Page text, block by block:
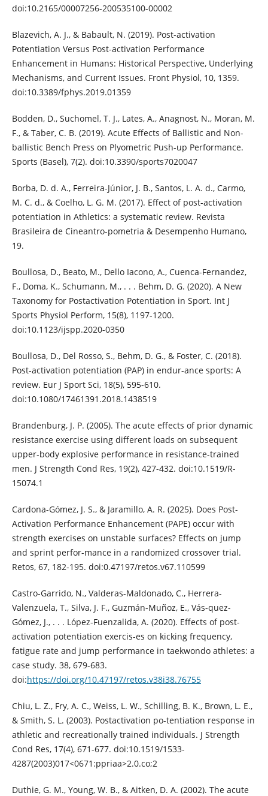
doi:10.2165/00007256-200535100-00002
Blazevich, A. J., & Babault, N. (2019). Post-activation
Potentiation Versus Post-activation Performance
Enhancement in Humans: Historical Perspective, Underlying
Mechanisms, and Current Issues. Front Physiol, 10, 1359.
doi:10.3389/fphys.2019.01359
Bodden, D., Suchomel, T. J., Lates, A., Anagnost, N., Moran, M.
F., & Taber, C. B. (2019). Acute Effects of Ballistic and Non-
ballistic Bench Press on Plyometric Push-up Performance.
Sports (Basel), 7(2). doi:10.3390/sports7020047
Borba, D. d. A., Ferreira-Júnior, J. B., Santos, L. A. d., Carmo,
M. C. d., & Coelho, L. G. M. (2017). Effect of post-activation
potentiation in Athletics: a systematic review. Revista
Brasileira de Cineantro-pometria & Desempenho Humano,
19.
Boullosa, D., Beato, M., Dello Iacono, A., Cuenca-Fernandez,
F., Doma, K., Schumann, M., . . . Behm, D. G. (2020). A New
Taxonomy for Postactivation Potentiation in Sport. Int J
Sports Physiol Perform, 15(8), 1197-1200.
doi:10.1123/ijspp.2020-0350
Boullosa, D., Del Rosso, S., Behm, D. G., & Foster, C. (2018).
Post-activation potentiation (PAP) in endur-ance sports: A
review. Eur J Sport Sci, 18(5), 595-610.
doi:10.1080/17461391.2018.1438519
Brandenburg, J. P. (2005). The acute effects of prior dynamic
resistance exercise using different loads on subsequent
upper-body explosive performance in resistance-trained
men. J Strength Cond Res, 19(2), 427-432. doi:10.1519/R-
15074.1
Cardona-Gómez, J. S., & Jaramillo, A. R. (2025). Does Post-
Activation Performance Enhancement (PAPE) occur with
strength exercises on unstable surfaces? Effects on jump
and sprint perfor-mance in a randomized crossover trial.
Retos, 67, 182-195. doi:0.47197/retos.v67.110599
Castro-Garrido, N., Valderas-Maldonado, C., Herrera-
Valenzuela, T., Silva, J. F., Guzmán-Muñoz, E., Vás-quez-
Gómez, J., . . . López-Fuenzalida, A. (2020). Effects of post-
activation potentiation exercis-es on kicking frequency,
fatigue rate and jump performance in taekwondo athletes: a
case study. 38, 679-683.
doi:https://doi.org/10.47197/retos.v38i38.76755
Chiu, L. Z., Fry, A. C., Weiss, L. W., Schilling, B. K., Brown, L. E.,
& Smith, S. L. (2003). Postactivation po-tentiation response in
athletic and recreationally trained individuals. J Strength
Cond Res, 17(4), 671-677. doi:10.1519/1533-
4287(2003)017<0671:ppriaa>2.0.co;2
Duthie, G. M., Young, W. B., & Aitken, D. A. (2002). The acute